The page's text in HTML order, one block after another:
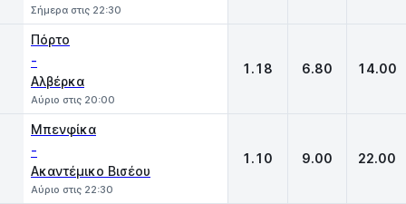
Σήμερα στις 22:30
Πόρτο
-
Αλβέρκα
Αύριο στις 20:00
1.18 6.80 14.00
Μπενφίκα
-
Ακαντέμικο Βισέου
Αύριο στις 22:30
1.10 9.00 22.00